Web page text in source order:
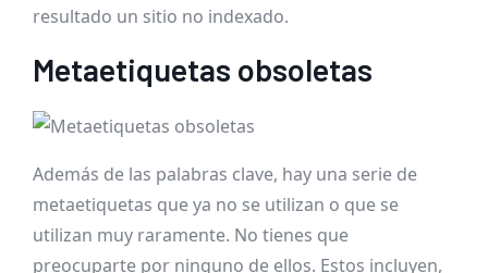
resultado un sitio no indexado.
Metaetiquetas obsoletas
Además de las palabras clave, hay una serie de
metaetiquetas que ya no se utilizan o que se
utilizan muy raramente. No tienes que
preocuparte por ninguno de ellos. Estos incluyen,